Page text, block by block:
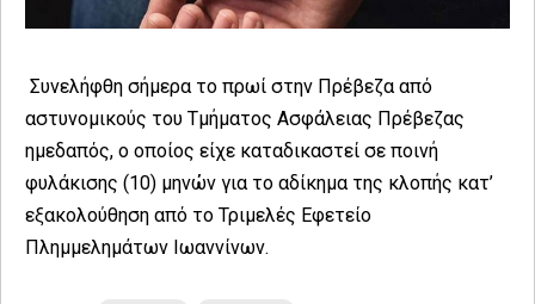
Συνελήφθη σήμερα το πρωί στην Πρέβεζα από
αστυνομικούς του Τμήματος Ασφάλειας Πρέβεζας
ημεδαπός, ο οποίος είχε καταδικαστεί σε ποινή
φυλάκισης (10) μηνών για το αδίκημα της κλοπής κατ’
εξακολούθηση από το Τριμελές Εφετείο
Πλημμελημάτων Ιωαννίνων.